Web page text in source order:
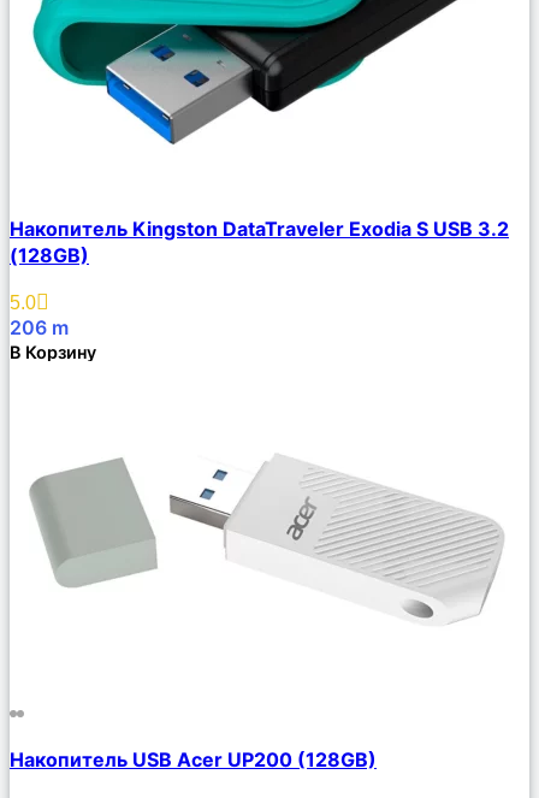
Описание
Избранное
Накопитель Kingston DataTraveler Exodia S USB 3.2
(128GB)
5.0
206 m
В Корзину
Описание
Накопитель USB Acer UP200 (128GB)